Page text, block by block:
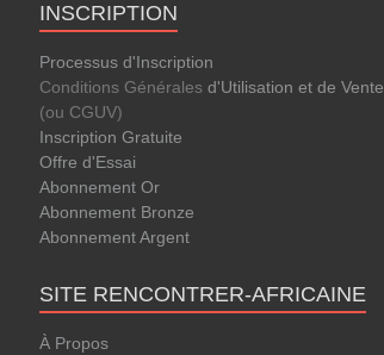
INSCRIPTION
Processus d'Inscription
Conditions Générales d'Utilisation et de Vente
(ou CGUV)
Inscription Gratuite
Offre d'Essai
Abonnement Or
Abonnement Bronze
Abonnement Argent
SITE RENCONTRER-AFRICAINE
À Propos